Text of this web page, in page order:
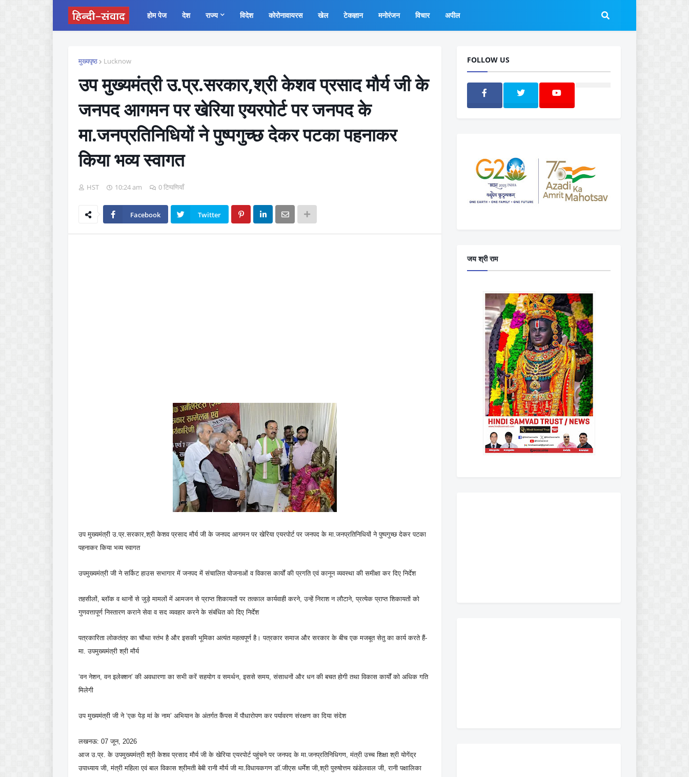
होम पेज देश राज्य विदेश कोरोनावायरस खेल टेकज्ञान मनोरंजन विचार अपील
मुख्यपृष्ठ Lucknow
उप मुख्यमंत्री उ.प्र.सरकार,श्री केशव प्रसाद मौर्य जी के
जनपद आगमन पर खेरिया एयरपोर्ट पर जनपद के
मा.जनप्रतिनिधियों ने पुष्पगुच्छ देकर पटका पहनाकर
किया भव्य स्वागत
HST 10:24 am 0 टिप्पणियाँ
Facebook Twitter
उप मुख्यमंत्री उ.प्र.सरकार,श्री केशव प्रसाद मौर्य जी के जनपद आगमन पर खेरिया एयरपोर्ट पर जनपद के मा.जनप्रतिनिधियों ने पुष्पगुच्छ देकर पटका
पहनाकर किया भव्य स्वागत
उपमुख्यमंत्री जी ने सर्किट हाउस सभागार में जनपद में संचालित योजनाओं व विकास कार्यों की प्रगति एवं कानून व्यवस्था की समीक्षा कर दिए निर्देश
तहसीलों, ब्लॉक व थानों से जुड़े मामलों में आमजन से प्राप्त शिकायतों पर तत्काल कार्यवाही करने, उन्हें निराश न लौटाने, प्रत्येक प्राप्त शिकायतों को
गुणवत्तापूर्ण निस्तारण कराने सेवा व सद व्यवहार करने के संबंधित को दिए निर्देश
पत्रकारिता लोकतंत्र का चौथा स्तंभ है और इसकी भूमिका अत्यंत महत्वपूर्ण है। पत्रकार समाज और सरकार के बीच एक मजबूत सेतु का कार्य करते हैं-
मा. उपमुख्यमंत्री श्री मौर्य
‘वन नेशन, वन इलेक्शन’ की अवधारणा का सभी करें सहयोग व समर्थन, इससे समय, संसाधनों और धन की बचत होगी तथा विकास कार्यों को अधिक गति
मिलेगी
उप मुख्यमंत्री जी ने ‘एक पेड़ मां के नाम’ अभियान के अंतर्गत कैंपस में पौधारोपण कर पर्यावरण संरक्षण का दिया संदेश
लखनऊ: 07 जून, 2026
आज उ.प्र. के उपमुख्यमंत्री श्री केशव प्रसाद मौर्य जी के खेरिया एयरपोर्ट पहुंचने पर जनपद के मा.जनप्रतिनिधिगण, मंत्री उच्च शिक्षा श्री योगेंद्र
उपाध्याय जी, मंत्री महिला एवं बाल विकास श्रीमती बेबी रानी मौर्य जी मा.विधायकगण डॉ.जीएस धर्मेश जी,श्री पुरुषोत्तम खंडेलवाल जी, रानी पक्षालिका
FOLLOW US
जय श्री राम